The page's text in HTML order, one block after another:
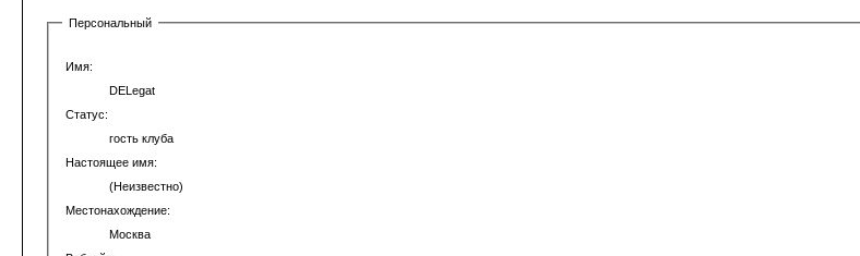
Персональный
Имя:
DELegat
Статус:
гость клуба
Настоящее имя:
(Неизвестно)
Местонахождение:
Москва